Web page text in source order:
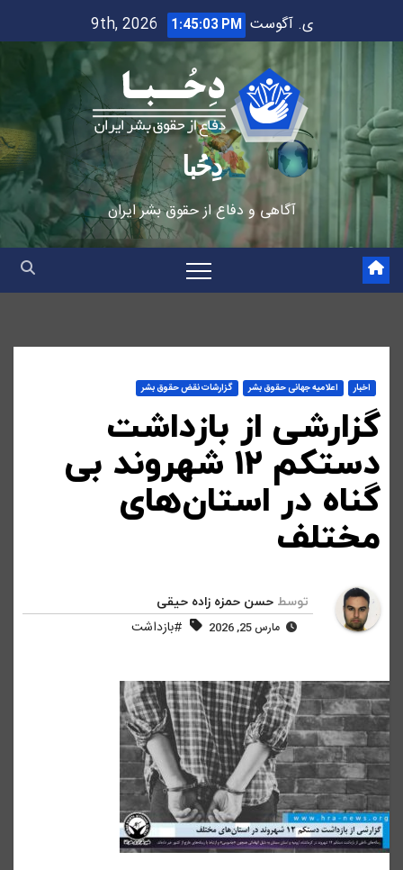
to
ی. آگوست 9th, 2026 1:45:04 PM
دِحُبا
آگاهی و دفاع از حقوق بشر ایران
اخبار اعلاميه جهانی حقوق بشر گزارشات نقض حقوق بشر
گزارشی از بازداشت
دستکم ۱۲ شهروند بی
گناه در استان‌های
مختلف
توسط حسن حمزه زاده حیقی
مارس 25, 2026 #بازداشت